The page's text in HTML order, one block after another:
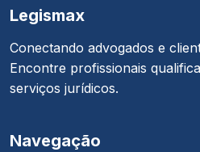
Legismax
Conectando advogados e
Encontre profissionais
serviços jurídicos.
Navegação